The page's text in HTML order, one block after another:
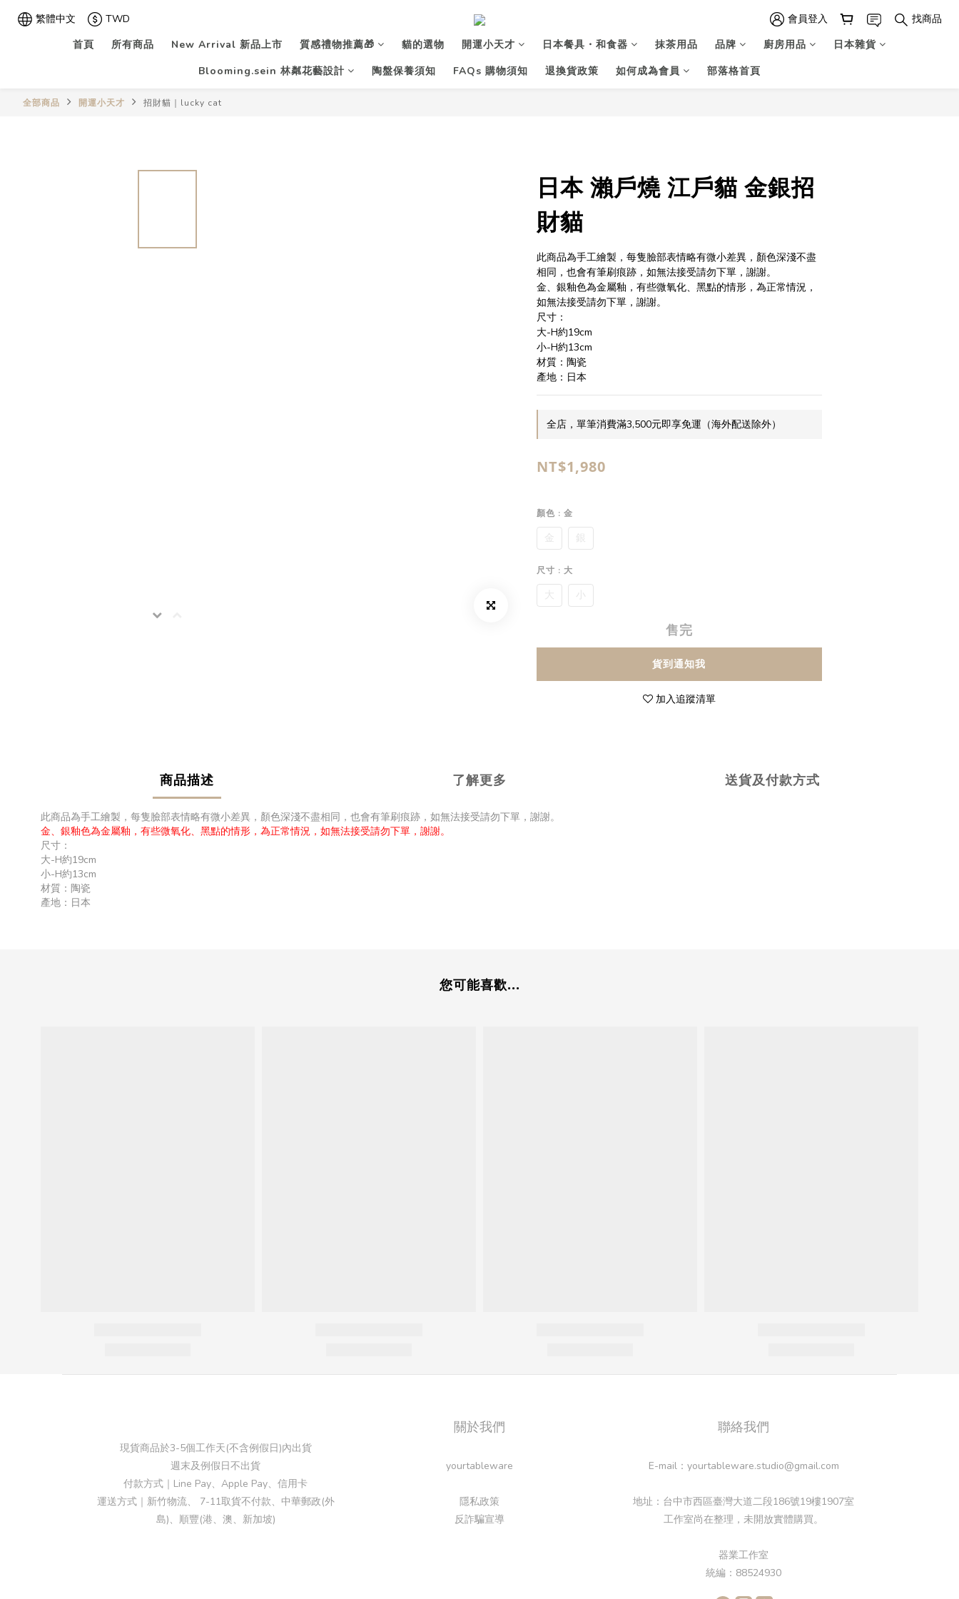
繁體中文 TWD 會員登入
找商品
首頁
所有商品 New Arrival 新品上市 質感禮物推薦🎁 貓的選物 開運小天才 日本餐具・和食器 抹茶用品 品牌 廚房用品
日本雜貨
Blooming.sein 林粼花藝設計
陶盤保養須知 FAQs 購物須知 退換貨政策 如何成為會員 部落格首頁
全部商品 開運小天才 招財貓｜lucky cat
日本 瀨戶燒 江戶貓 金銀招
財貓
此商品為手工繪製，每隻臉部表情略有微小差異，顏色深淺不盡
相同，也會有筆刷痕跡，如無法接受請勿下單，謝謝。
金、銀釉色為金屬釉，有些微氧化、黑點的情形，為正常情況，
如無法接受請勿下單，謝謝。
尺寸：
大-H約19cm
小-H約13cm
材質：陶瓷
產地：日本
全店，單筆消費滿3,500元即享免運（海外配送除外）
NT$1,980
顏色 : 金
金 銀
尺寸 : 大
大 小
售完
貨到通知我
加入追蹤清單
商品描述 了解更多 送貨及付款方式
此商品為手工繪製，每隻臉部表情略有微小差異，顏色深淺不盡相同，也會有筆刷痕跡，如無法接受請勿下單，謝謝。
金、銀釉色為金屬釉，有些微氧化、黑點的情形，為正常情況，如無法接受請勿下單，謝謝。
尺寸：
大-H約19cm
小-H約13cm
材質：陶瓷
產地：日本
您可能喜歡...
現貨商品於3-5個工作天(不含例假日)內出貨
週末及例假日不出貨
付款方式｜Line Pay、Apple Pay、信用卡
運送方式｜新竹物流、 7-11取貨不付款、中華郵政(外
島)、順豐(港、澳、新加坡)
關於我們
yourtableware
隱私政策
反詐騙宣導
聯絡我們
E-mail：yourtableware.studio@gmail.com
地址：台中市西區臺灣大道二段186號19樓1907室
工作室尚在整理，未開放實體購買。
器業工作室
統編：88524930